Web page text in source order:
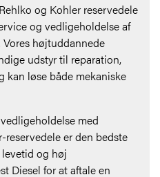
og Kohler reservedele
og vedligeholdelse af
højtuddannede
udstyr til reparation,
kan løse både mekaniske
med
er den bedste
og høj
Diesel for at aftale en